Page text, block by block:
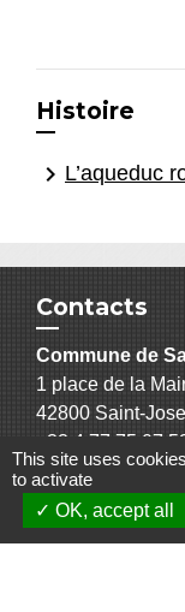
Histoire
keyboard_arrow_right L’aqueduc
Contacts
Commune de
1 place de la
42800 Saint-
+33 4 77 75 07
Contact par
This site uses
to activate
OK, accept all